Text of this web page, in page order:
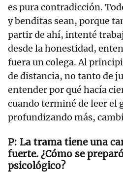
es pura contradicción.
y benditas sean, porque
partir de ahí, intenté
desde la honestidad,
fuera un colega. Al
de distancia, no tanto de
entender por qué hacía
cuando terminé de leer el
profundizando más,
La trama tiene una
fuerte. ¿Cómo se
psicológico?